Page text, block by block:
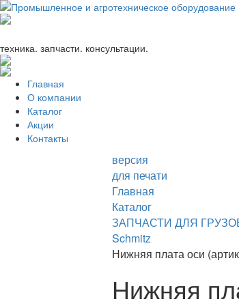
техника. запчасти. консультации.
Главная
О компании
Каталог
Акции
Контакты
версия
для печати
Главная
Каталог
ЗАПЧАСТИ ДЛЯ
Schmitz
Нижняя плата оси
Нижняя